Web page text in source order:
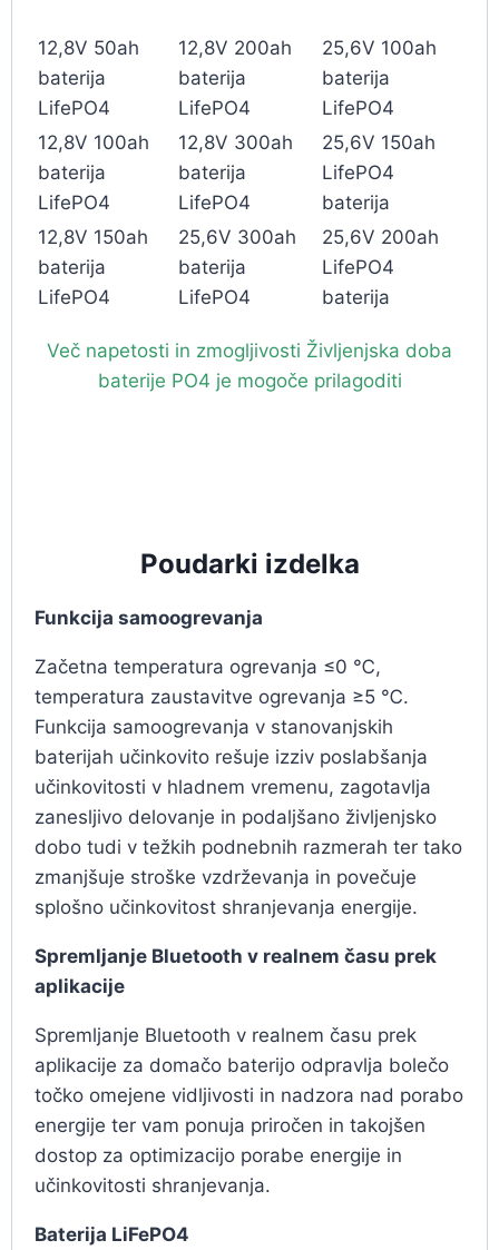
12,8V 50ah
baterija
LifePO4
12,8V 200ah
baterija
LifePO4
25,6V 100ah
baterija
LifePO4
12,8V 100ah
baterija
LifePO4
12,8V 300ah
baterija
LifePO4
25,6V 150ah
LifePO4
baterija
12,8V 150ah
baterija
LifePO4
25,6V 300ah
baterija
LifePO4
25,6V 200ah
LifePO4
baterija
Več napetosti in zmogljivosti Življenjska doba
baterije PO4 je mogoče prilagoditi
Poudarki izdelka
Funkcija samoogrevanja
Začetna temperatura ogrevanja ≤0 ℃,
temperatura zaustavitve ogrevanja ≥5 ℃.
Funkcija samoogrevanja v stanovanjskih
baterijah učinkovito rešuje izziv poslabšanja
učinkovitosti v hladnem vremenu, zagotavlja
zanesljivo delovanje in podaljšano življenjsko
dobo tudi v težkih podnebnih razmerah ter tako
zmanjšuje stroške vzdrževanja in povečuje
splošno učinkovitost shranjevanja energije.
Spremljanje Bluetooth v realnem času prek
aplikacije
Spremljanje Bluetooth v realnem času prek
aplikacije za domačo baterijo odpravlja bolečo
točko omejene vidljivosti in nadzora nad porabo
energije ter vam ponuja priročen in takojšen
dostop za optimizacijo porabe energije in
učinkovitosti shranjevanja.
Baterija LiFePO4